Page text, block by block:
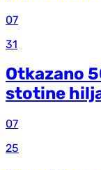
07
31
Otkazano
stotine
07
25